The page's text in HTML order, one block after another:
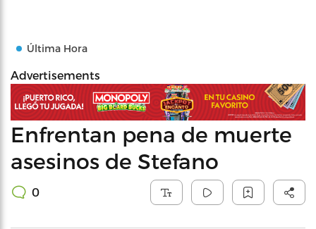
Última Hora
Advertisements
Enfrentan pena de muerte
asesinos de Stefano
0